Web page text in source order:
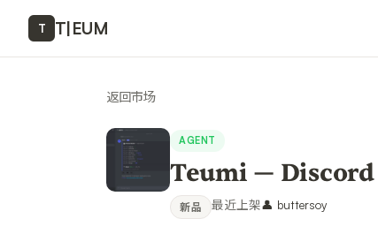
T T|EUM
返回市场
AGENT
Teumi — Discord
新品 最近上架👤 buttersoy